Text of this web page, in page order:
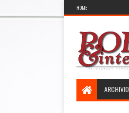
HOME
ARCHIVIO